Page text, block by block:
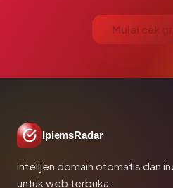
Mulai cek
IpiemsRadar
Intelijen domain otomatis dan
untuk web terbuka.